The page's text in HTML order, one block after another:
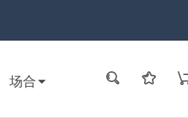
场合